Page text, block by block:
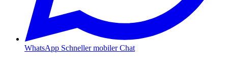
WhatsApp Schneller mobiler Chat